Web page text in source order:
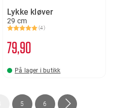
Lykke kløver
29 cm
Karakter:
(4)
5.0 av 5 mulige
79 90
På lager i butikk
You're Side
5 Side
6 Side
Neste